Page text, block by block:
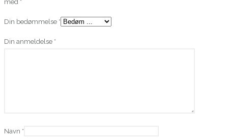
med *
Din bedømmelse *
Din anmeldelse *
Navn *